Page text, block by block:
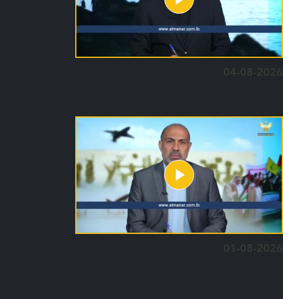
04-08-2026
01-08-2026